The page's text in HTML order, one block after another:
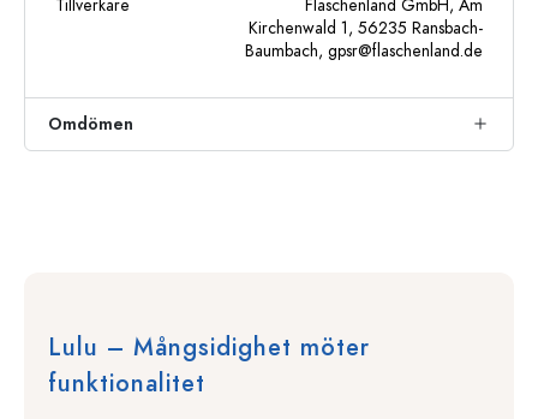
Tillverkare
Flaschenland GmbH, Am
Kirchenwald 1, 56235 Ransbach-
Baumbach, gpsr@flaschenland.de
Omdömen
Lulu – Mångsidighet möter
funktionalitet